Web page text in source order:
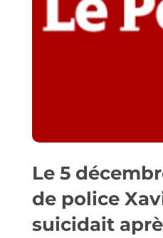
Le 5
de police
suicidait